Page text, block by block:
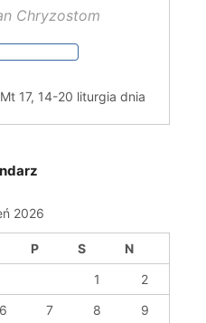
Chryzostom
17, 14-20 liturgia dnia
2026
P S
N
1
2
6 7 8
9